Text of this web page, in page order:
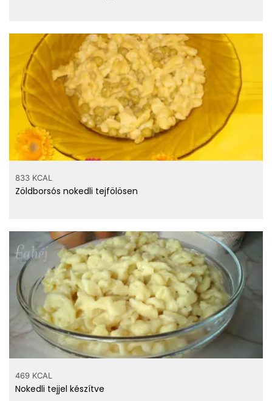
833 KCAL
Zöldborsós nokedli tejfölösen
469 KCAL
Nokedli tejjel készítve